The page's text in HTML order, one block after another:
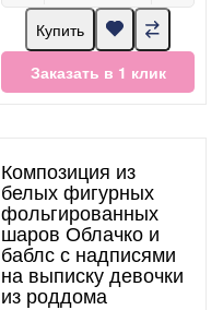
Купить
Заказать в 1 клик
Композиция из
белых фигурных
фольгированных
шаров Облачко и
баблс с надписями
на выписку девочки
из роддома